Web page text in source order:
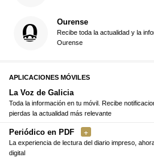
Ourense
Recibe toda la actualidad y la
Ourense
APLICACIONES MÓVILES
La Voz de Galicia
Toda la información en tu móvil. Recibe
pierdas la actualidad más relevante
Periódico en PDF
La experiencia de lectura del diario impreso,
digital